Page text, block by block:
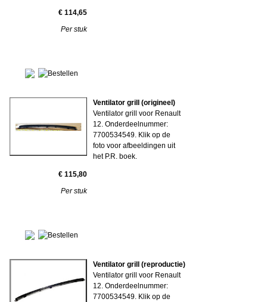
€ 114,65
Per stuk
Ventilator grill (origineel)
Ventilator grill voor Renault
12. Onderdeelnummer:
7700534549. Klik op de
foto voor afbeeldingen uit
het P.R. boek.
€ 115,80
Per stuk
Ventilator grill (reproductie)
Ventilator grill voor Renault
12. Onderdeelnummer:
7700534549. Klik op de